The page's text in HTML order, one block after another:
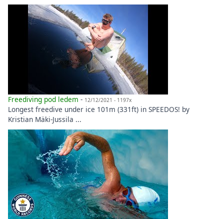
Freediving pod ledem - 12/12/2021 - 1197x
Longest freedive under ice 101m (331ft) in SPEEDOS! by
Kristian Mäki-Jussila ...